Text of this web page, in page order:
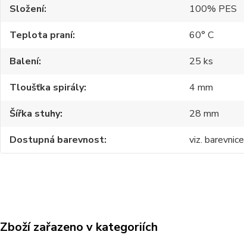
Složení
100% PES
Teplota praní
60° C
Balení
25 ks
Tloušťka spirály
4 mm
Šířka stuhy
28 mm
Dostupná barevnost
viz. barevnice
Zboží zařazeno v kategoriích